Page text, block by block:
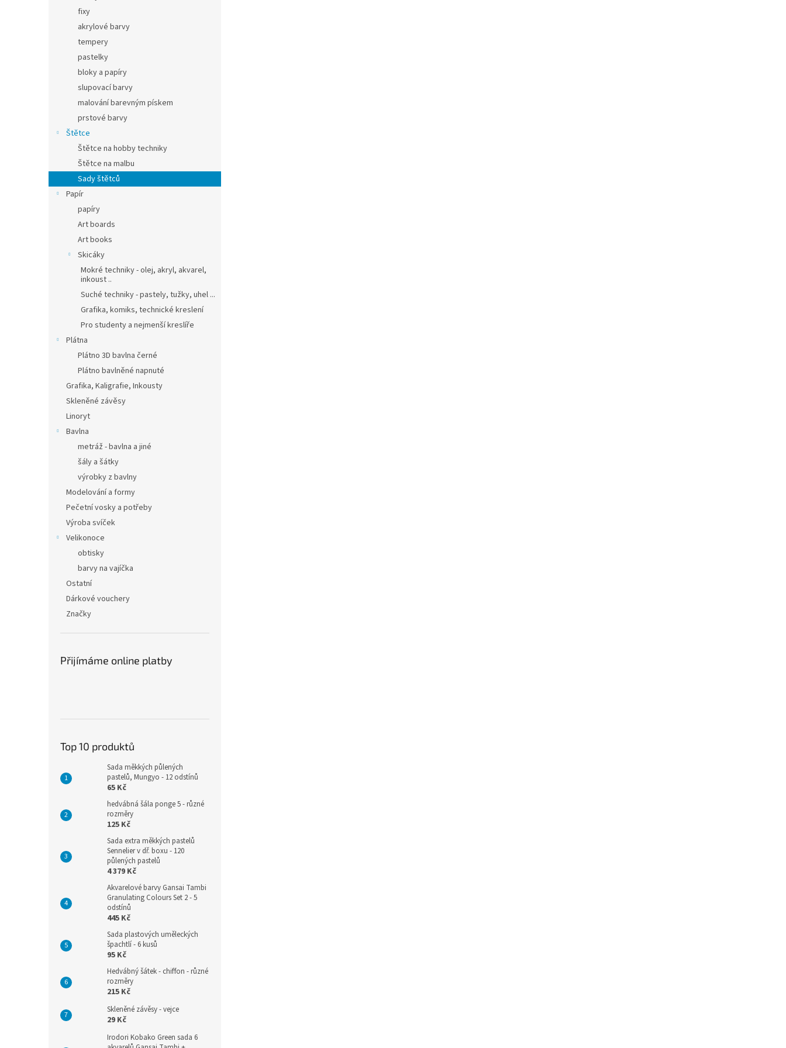
fixy
akrylové barvy
tempery
pastelky
bloky a papíry
slupovací barvy
malování barevným pískem
prstové barvy
Štětce
Štětce na hobby techniky
Štětce na malbu
Sady štětců
Papír
papíry
Art boards
Art books
Skicáky
Mokré techniky - olej, akryl, akvarel,
inkoust ..
Suché techniky - pastely, tužky, uhel ...
Grafika, komiks, technické kreslení
Pro studenty a nejmenší kreslíře
Plátna
Plátno 3D bavlna černé
Plátno bavlněné napnuté
Grafika, Kaligrafie, Inkousty
Skleněné závěsy
Linoryt
Bavlna
metráž - bavlna a jiné
šály a šátky
výrobky z bavlny
Modelování a formy
Pečetní vosky a potřeby
Výroba svíček
Velikonoce
obtisky
barvy na vajíčka
Ostatní
Dárkové vouchery
Značky
Přijímáme online platby
Top 10 produktů
Sada měkkých půlených
pastelů, Mungyo - 12 odstínů
65 Kč
hedvábná šála ponge 5 - různé
rozměry
125 Kč
Sada extra měkkých pastelů
Sennelier v dř. boxu - 120
půlených pastelů
4 379 Kč
Akvarelové barvy Gansai Tambi
Granulating Colours Set 2 - 5
odstínů
445 Kč
Sada plastových uměleckých
špachtlí - 6 kusů
95 Kč
Hedvábný šátek - chiffon - různé
rozměry
215 Kč
Skleněné závěsy - vejce
29 Kč
Irodori Kobako Green sada 6